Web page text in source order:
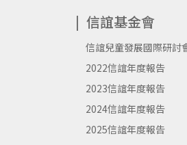
信誼基金會
信誼兒童發展國際研討
2022信誼年度報告
2023信誼年度報告
2024信誼年度報告
2025信誼年度報告